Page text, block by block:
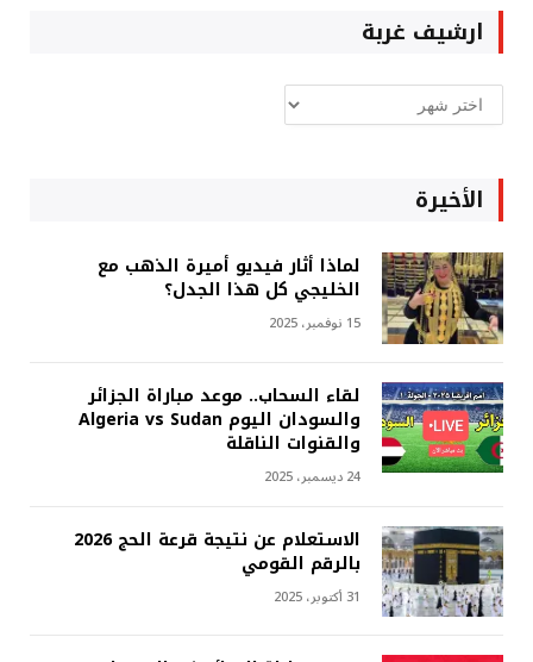
ارشيف غربة
ارشيف
غربة
الأخيرة
لماذا أثار فيديو أميرة الذهب مع
الخليجي كل هذا الجدل؟
15 نوفمبر، 2025
لقاء السحاب.. موعد مباراة الجزائر
والسودان اليوم Algeria vs Sudan
والقنوات الناقلة
24 ديسمبر، 2025
الاستعلام عن نتيجة قرعة الحج 2026
بالرقم القومي
31 أكتوبر، 2025